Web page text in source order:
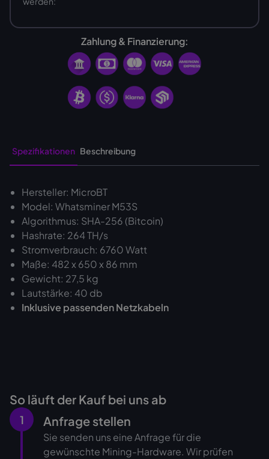
Zahlung & Finanzierung:
Spezifikationen Beschreibung
Hersteller: MicroBT
Model: Whatsminer M53S
Algorithmus: SHA-256 (Bitcoin)
Hashrate: 264 TH/s
Stromverbrauch: 6760 Watt
Maße: 482 x 650 x 86 mm
Gewicht: 27,5 kg
Lautstärke: 40 db
‍Inklusive passenden Netzkabeln
So läuft der Kauf bei uns ab
1 Anfrage stellen
Sie senden uns eine Anfrage für die
gewünschte Mining-Hardware. Wir prüfen